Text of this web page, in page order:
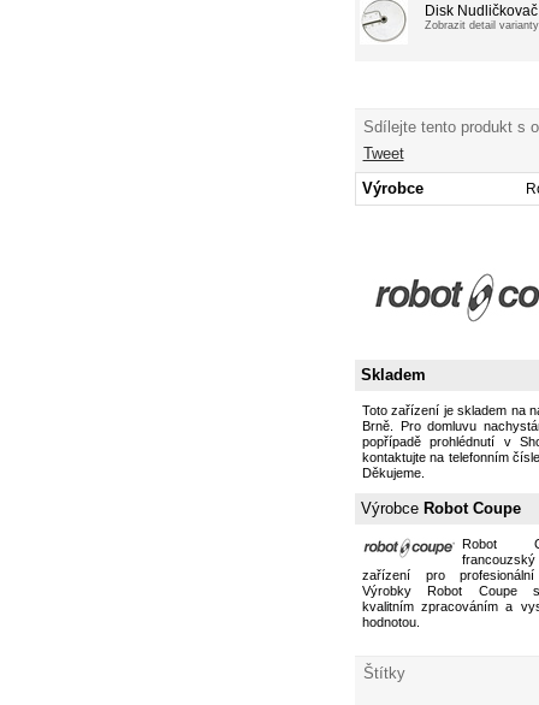
Disk
Zobrazit detail varianty
Sdílejte tento produkt s
Tweet
Výrobce
Skladem
Toto zařízení je skladem na
Brně. Pro domluvu
popřípadě prohlédnutí v
kontaktujte na telefonním
Děkujeme.
Výrobce Robot Coupe
Robot
zařízení pro profesionální
Výrobky Robot Coupe
kvalitním zpracováním a
hodnotou.
Štítky